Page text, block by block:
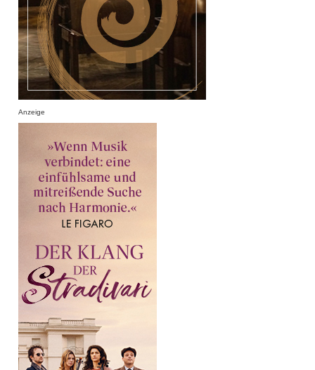
Anzeige